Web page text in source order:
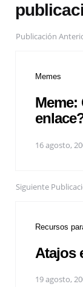
Publicación
Memes
Meme:
16 agosto,
Siguiente
Recursos
Atajos
19 agosto,